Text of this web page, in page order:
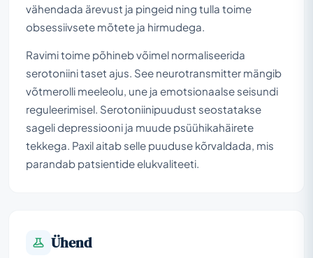
vähendada ärevust ja pingeid ning tulla toime
obsessiivsete mõtete ja hirmudega.
Ravimi toime põhineb võimel normaliseerida
serotoniini taset ajus. See neurotransmitter mängib
võtmerolli meeleolu, une ja emotsionaalse seisundi
reguleerimisel. Serotoniinipuudust seostatakse
sageli depressiooni ja muude psüühikahäirete
tekkega. Paxil aitab selle puuduse kõrvaldada, mis
parandab patsientide elukvaliteeti.
Ühend